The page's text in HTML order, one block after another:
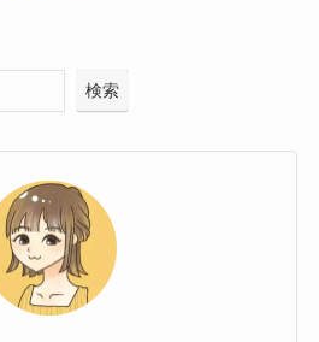
検索